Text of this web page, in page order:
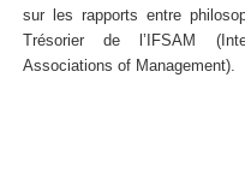
sur les rapports entre
Trésorier de l’IFSAM
Associations of Management).